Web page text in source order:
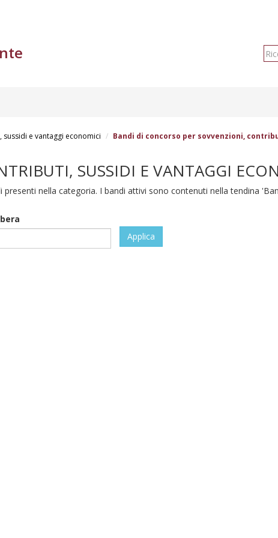
e vantaggi economici Bandi di concorso per sovvenzioni,
SUSSIDI E VANTAGGI
presenti nella categoria. I bandi attivi sono contenuti nella tendina
Applica